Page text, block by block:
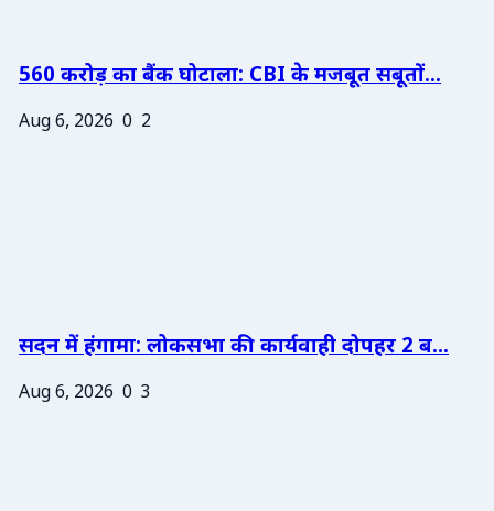
560 करोड़ का बैंक घोटाला: CBI के मजबूत सबूतों...
Aug 6, 2026 0 2
सदन में हंगामा: लोकसभा की कार्यवाही दोपहर 2 ब...
Aug 6, 2026 0 3